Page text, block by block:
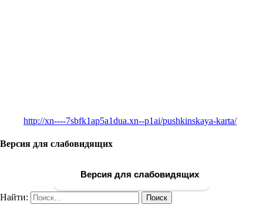
http://xn----7sbfk1ap5a1dua.xn--p1ai/pushkinskaya-karta/
Версия для слабовидящих
Версия для слабовидящих
Найти: